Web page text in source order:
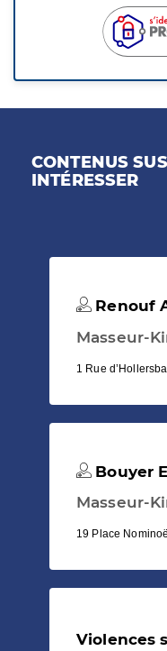
CONTENUS
INTÉRESSER
Renouf
Masseur-
1 Rue
Bouyer
Masseur-
19 Place
Violences